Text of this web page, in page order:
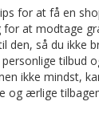
for at få en
for at modtage
den, så du ikke
tilbud
ikke mindst,
og ærlige